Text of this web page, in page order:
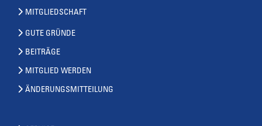
MITGLIEDSCHAFT
GUTE GRÜNDE
BEITRÄGE
MITGLIED WERDEN
ÄNDERUNGSMITTEILUNG